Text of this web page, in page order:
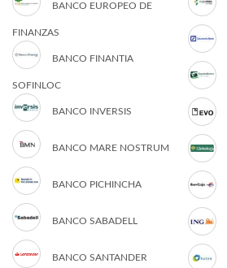
BANCO EUROPEO DE
FINANZAS
BANCO FINANTIA
SOFINLOC
BANCO INVERSIS
BANCO MARE NOSTRUM
BANCO PICHINCHA
BANCO SABADELL
BANCO SANTANDER